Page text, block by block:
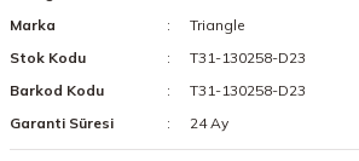
19 Lastikler
20 Lastikler
Marka
Triangle
Stok Kodu
T31-130258-D23
Barkod Kodu
T31-130258-D23
Garanti Süresi
24 Ay